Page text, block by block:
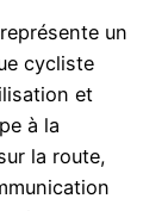
un
cycliste
et
à la
la route,